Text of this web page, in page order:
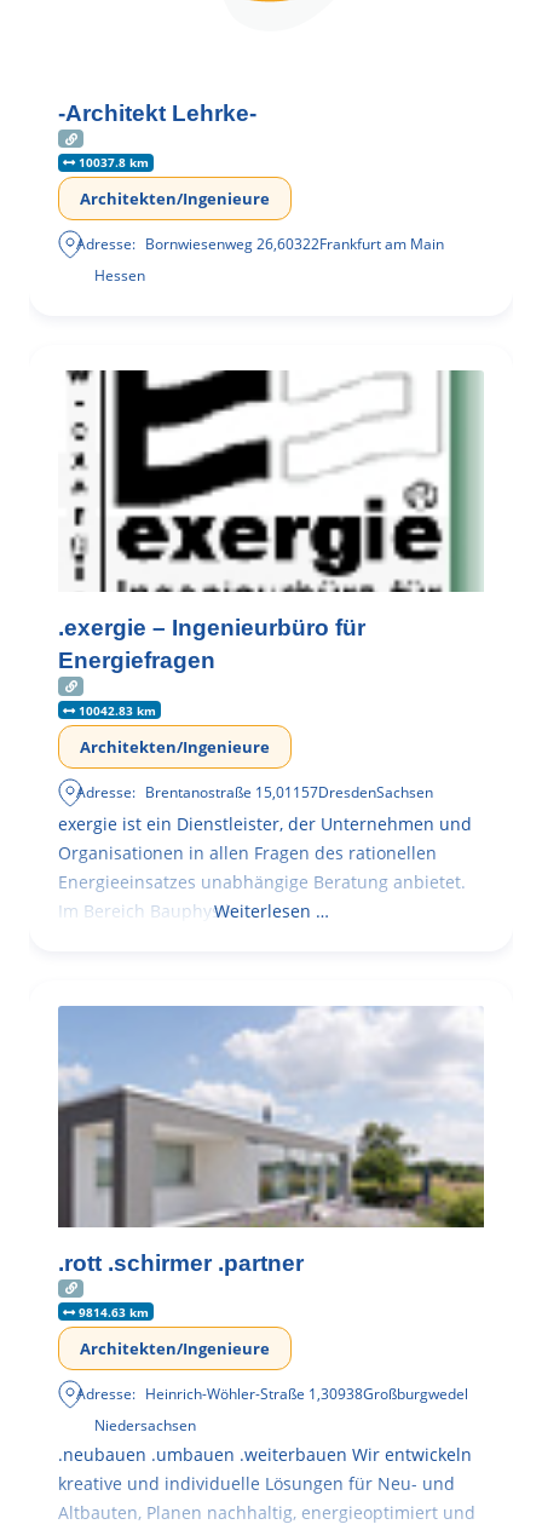
-Architekt Lehrke-
10037.8 km
Architekten/Ingenieure
Adresse: Bornwiesenweg 26,60322Frankfurt am Main
Hessen
.exergie – Ingenieurbüro für
Energiefragen
10042.83 km
Architekten/Ingenieure
Adresse: Brentanostraße 15,01157DresdenSachsen
exergie ist ein Dienstleister, der Unternehmen und
Organisationen in allen Fragen des rationellen
Energieeinsatzes unabhängige Beratung anbietet.
Im Bereich BauphysikWeiterlesen …
.rott .schirmer .partner
9814.63 km
Architekten/Ingenieure
Adresse: Heinrich-Wöhler-Straße 1,30938Großburgwedel
Niedersachsen
.neubauen .umbauen .weiterbauen Wir entwickeln
kreative und individuelle Lösungen für Neu- und
Altbauten, Planen nachhaltig, energieoptimiert und